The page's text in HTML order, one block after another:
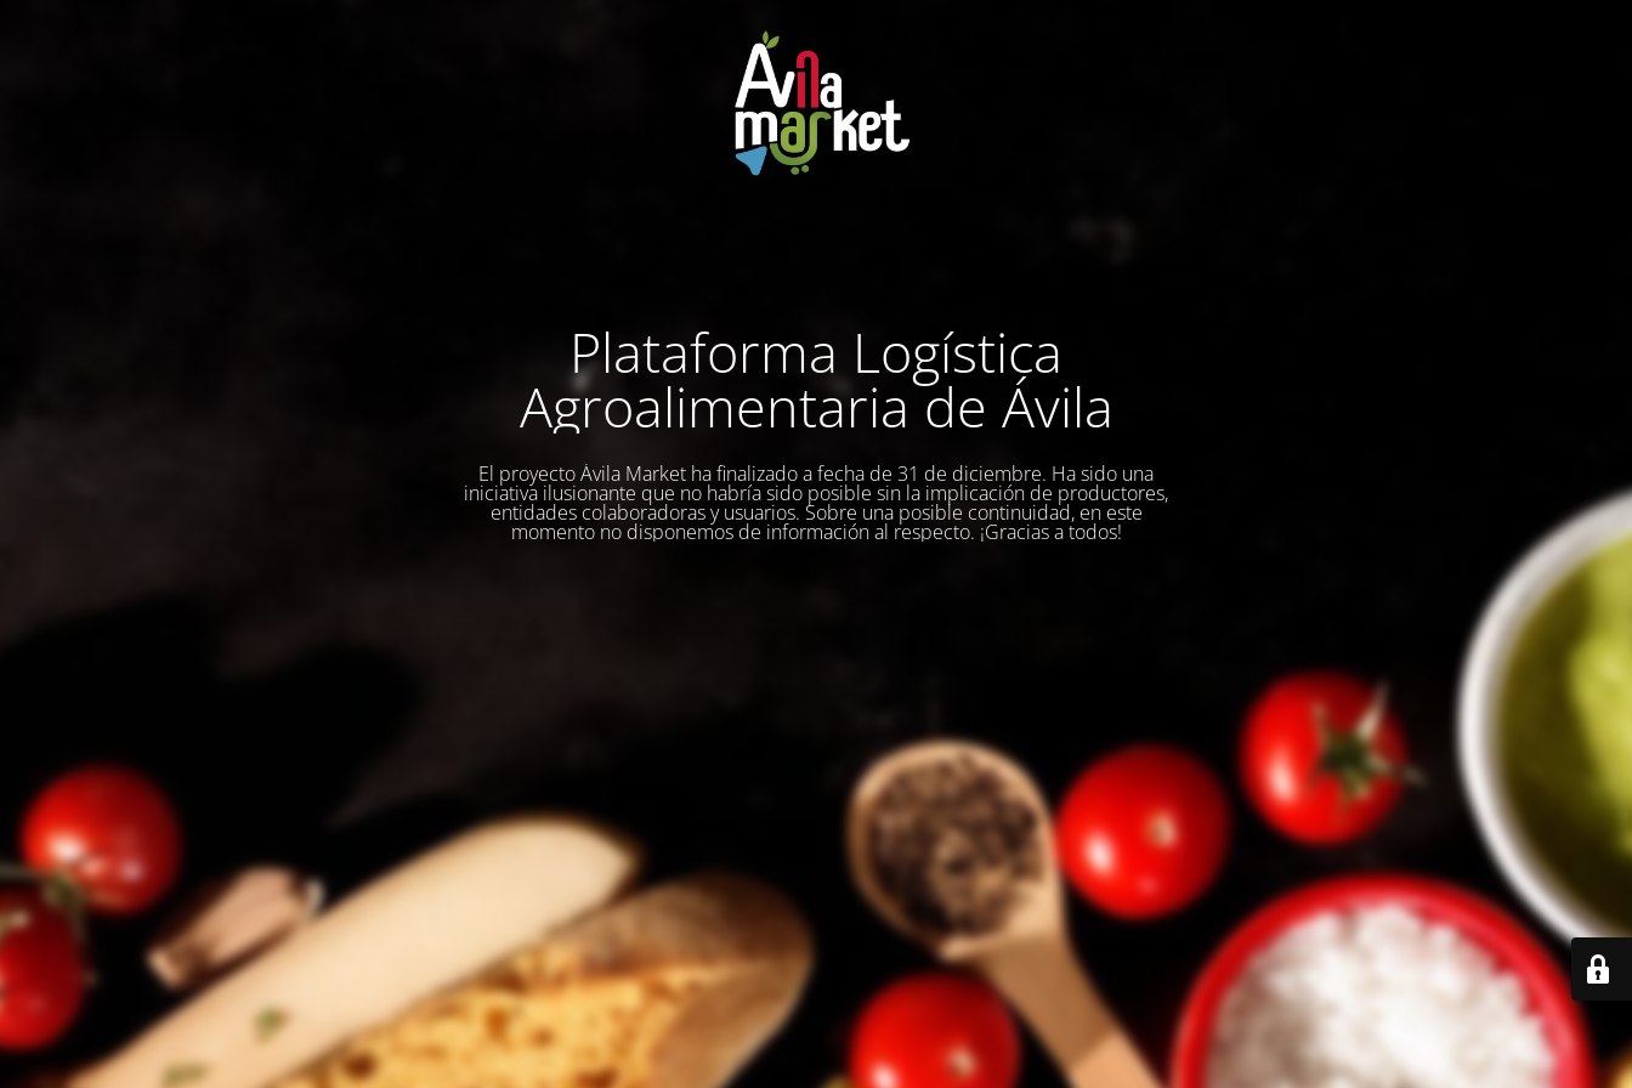
Plataforma Logística
Agroalimentaria de Ávila
El proyecto Ávila Market ha finalizado a fecha de 31 de diciembre. Ha sido una
iniciativa ilusionante que no habría sido posible sin la implicación de productores,
entidades colaboradoras y usuarios. Sobre una posible continuidad, en este
momento no disponemos de información al respecto. ¡Gracias a todos!